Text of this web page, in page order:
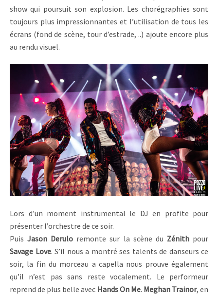
show qui poursuit son explosion. Les chorégraphies sont
toujours plus impressionnantes et l’utilisation de tous les
écrans (fond de scène, tour d’estrade, ..) ajoute encore plus
au rendu visuel.
Lors d’un moment instrumental le DJ en profite pour
présenter l’orchestre de ce soir.
PuisJason Derulo remonte sur la scène du Zénithpour
Savage Love. S’il nous a montré ses talents de danseurs ce
soir, la fin du morceau a capella nous prouve également
qu’il n’est pas sans reste vocalement. Le performeur
reprend de plus belle avec Hands On Me. Meghan Trainor, en